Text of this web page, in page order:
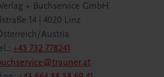
+ Buchservice GmbH
14 | 4020 Linz
Austria
+43 732 778241